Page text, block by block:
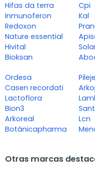
Hifas da terra
Inmunoferon
Redoxon
Nature essential
Hivital
Bioksan
Cpi
Kal
Ordesa
Casen recordati
Lactoflora
Bion3
Arkoreal
Botánicapharma
Pileje
Lcn
Otras marcas